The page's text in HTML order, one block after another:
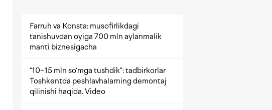
Farruh va Konsta: musofirlikdagi
tanishuvdan oyiga 700 mln aylanmalik
manti biznesigacha
“10−15 mln so‘mga tushdik”: tadbirkorlar
Toshkentda peshlavhalarning demontaj
qilinishi haqida. Video